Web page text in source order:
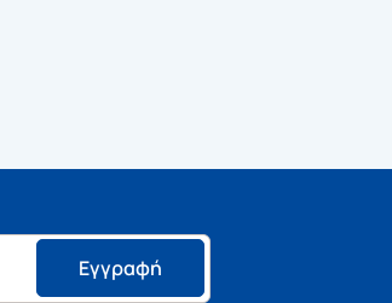
Εγγραφή